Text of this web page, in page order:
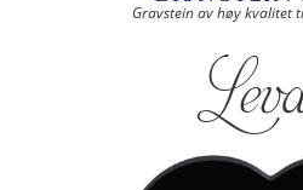
Gravstein av høy kvalitet